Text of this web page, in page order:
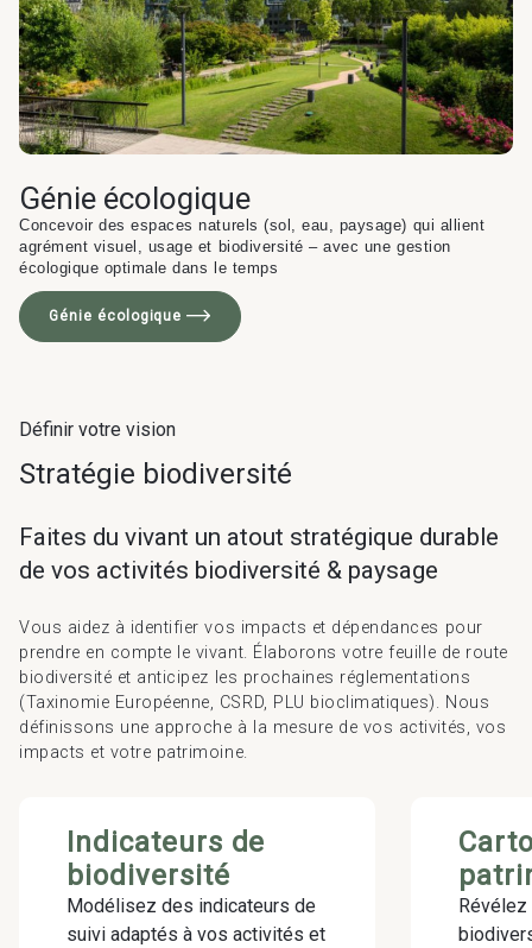
Biodiversité & Génie
écologique
Gondwana –
Biodiversité & Génie écologique
Génie écologique
Concevoir des espaces naturels (sol, eau, paysage) qui allient
agrément visuel, usage et biodiversité – avec une gestion
écologique optimale dans le temps
Génie écologique
Définir votre vision
Stratégie biodiversité
Faites du vivant un atout stratégique durable
de vos activités biodiversité & paysage
Vous aidez à identifier vos impacts et dépendances pour
prendre en compte le vivant. Élaborons votre feuille de route
biodiversité et anticipez les prochaines réglementations
(Taxinomie Européenne, CSRD, PLU bioclimatiques). Nous
définissons une approche à la mesure de vos activités, vos
impacts et votre patrimoine.
Indicateurs de
biodiversité
Modélisez des indicateurs de
suivi adaptés à vos activités et